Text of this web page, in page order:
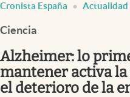
España
Cronista España Actualidad
Ciencia
Alzheimer: lo
mantener activa
el deterioro de la